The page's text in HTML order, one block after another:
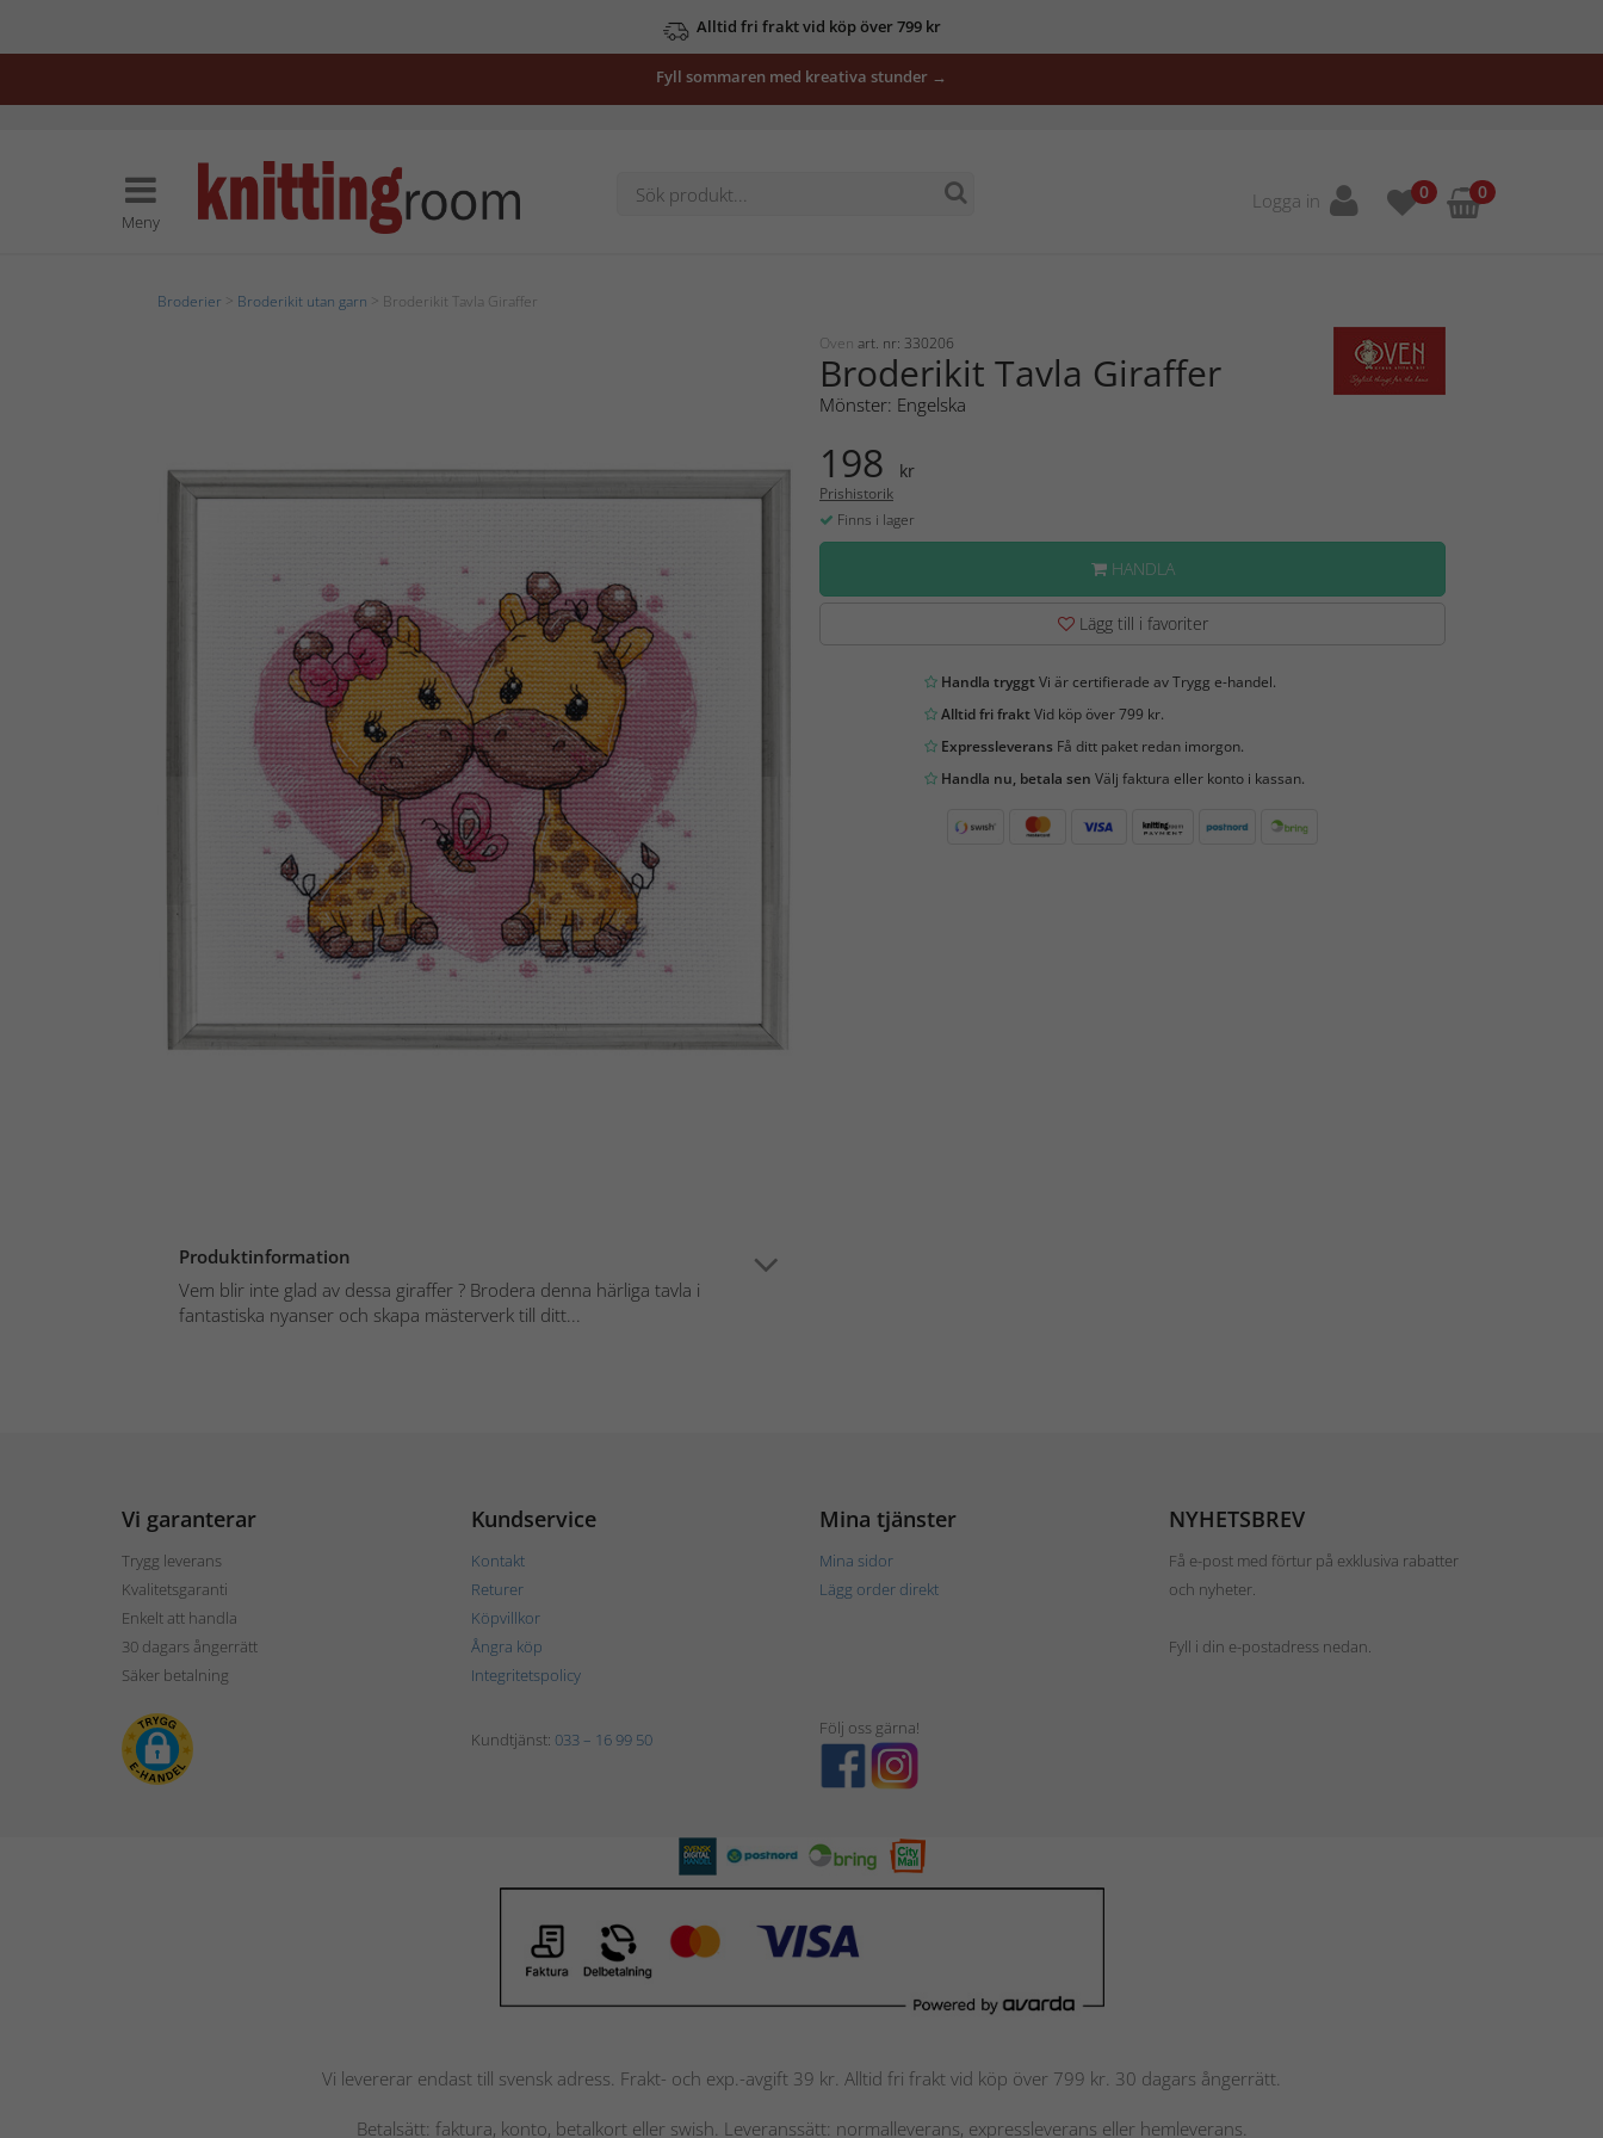
Alltid fri frakt vid köp över 799 kr
Fyll sommaren med kreativa stunder →
Meny
Logga in 0 0
Broderier Broderikit utan garn > Broderikit Tavla Giraffer
Produktinformation
Vem blir inte glad av dessa giraffer ? Brodera denna härliga tavla i
fantastiska nyanser och skapa mästerverk till ditt...
Oven art. nr: 330206
Broderikit Tavla Giraffer
Mönster: Engelska
198 kr
Prishistorik
Finns i lager
HANDLA
Lägg till i favoriter
Handla tryggtVi är certifierade av Trygg e-handel.
Alltid fri fraktVid köp över 799 kr.
ExpressleveransFå ditt paket redan imorgon.
Handla nu, betala sen Välj faktura eller konto i kassan.
Vi garanterar
Trygg leverans
Kvalitetsgaranti
Enkelt att handla
30 dagars ångerrätt
Säker betalning
Kundservice
Kontakt
Returer
Köpvillkor
Ångra köp
Integritetspolicy
Mina tjänster
Mina sidor
Lägg order direkt
NYHETSBREV
Få e-post med förtur på exklusiva rabatter
och nyheter.
Fyll i din e-postadress nedan.
Kundtjänst: 033 – 16 99 50
Följ oss gärna!
Vi levererar endast till svensk adress. Frakt- och exp.-avgift 39 kr. Alltid fri frakt vid köp över 799 kr. 30 dagars ångerrätt.
Betalsätt: faktura, konto, betalkort eller swish. Leveranssätt: normalleverans, expressleverans eller hemleverans.